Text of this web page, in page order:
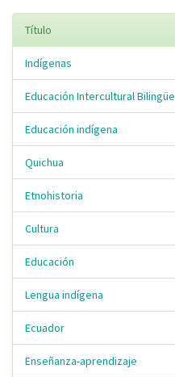
Título
Indígenas
Educación Intercultural Bilingüe
Educación indígena
Quichua
Etnohistoria
Cultura
Educación
Lengua indígena
Ecuador
Enseñanza-aprendizaje